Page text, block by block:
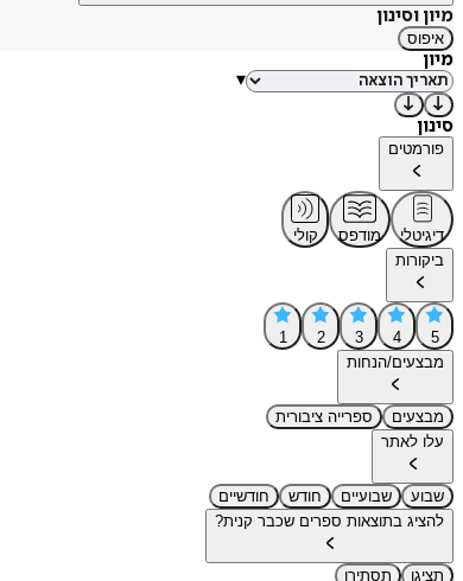
מיון וסינון
איפוס
מיון
▾
סינון
פורמטים
דיגיטלי מודפס
קולי
ביקורות
5
4
3
2
1
מבצעים/הנחות
מבצעים
ספרייה ציבורית
עלו לאתר
שבוע שבועיים חודש
חודשיים
להציג בתוצאות ספרים שכבר קנית?
תציגו תסתירו